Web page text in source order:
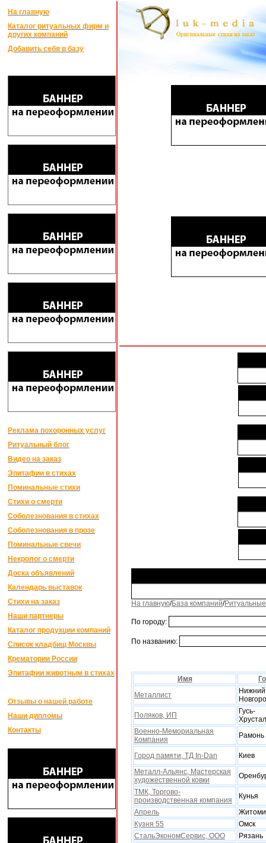
На главную
Каталог ритуальных фирм и
других компаний
Добавить себя в базу
Реклама похоронных услуг
Ритуальный блог
Видео на заказ
Эпитафии в стихах
Поминальные стихи
Стихи о смерти
Соболезнования в стихах
Соболезнования в прозе
Поминальные свечи
Некролог о смерти
Доска объявлений
Календарь выставок
Стихи на заказ
Наши партнеры
Каталог продукции компаний
Список кладбищ Москвы
Крематории России
Эпитафии животным в стихах
Отзывы о нашей работе
Наши дипломы
Контакты
На главную/База компаний/
По городу:
По названию:
Имя
Металлист
Нижний
Поляков, ИП
Гусь-
Военно-Мемориальная
Компания
Рамонь
Город памяти, ТД In-Dan
Киев
Металл-Альянс, Мастерская
xудожественной ковки
ТМК, Торгово-
производственная компания
Кунья
Апрель
Кузня 55
Омск
СтальЭкономСервис, ООО
Рязань